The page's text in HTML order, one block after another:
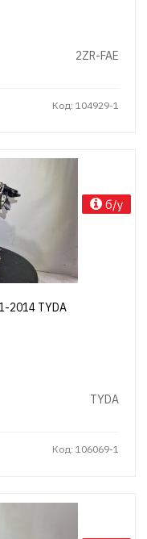
2ZR-FAE
Код: 104929-1
2014 TYDA
TYDA
Код: 106069-1
б/у